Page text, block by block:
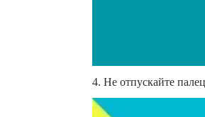
4. Не отпускайте